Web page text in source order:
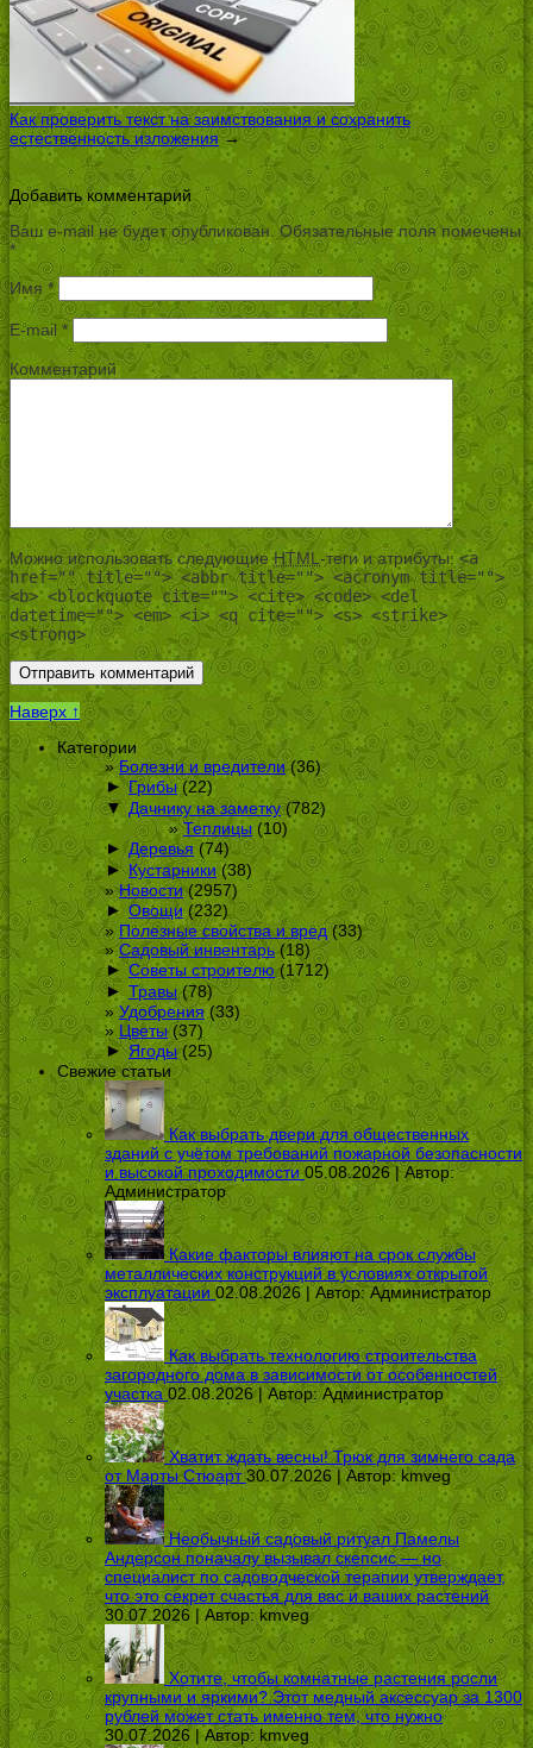
Как проверить текст на заимствования и сохранить
естественность изложения→
Добавить комментарий
Ваш e-mail не будет опубликован. Обязательные поля помечены
*
Имя *
E-mail *
Комментарий
Можно использовать следующиеHTML-теги и атрибуты:<a
href="" title=""> <abbr title=""> <acronym title="">
<b> <blockquote cite=""> <cite> <code> <del
datetime=""> <em> <i> <q cite=""> <s> <strike>
<strong>
Наверх ↑
Категории
Болезни и вредители(36)
► Грибы(22)
▼ Дачнику на заметку(782)
Теплицы (10)
► Деревья (74)
► Кустарники (38)
Новости(2957)
► Овощи(232)
Полезные свойства и вред(33)
Садовый инвентарь(18)
► Советы строителю(1712)
► Травы(78)
Удобрения(33)
Цветы(37)
► Ягоды(25)
Свежие статьи
Как выбрать двери для общественных
зданий с учётом требований пожарной безопасности
и высокой проходимости 05.08.2026 | Автор:
Администратор
Какие факторы влияют на срок службы
металлических конструкций в условиях открытой
эксплуатации 02.08.2026 | Автор:Администратор
Как выбрать технологию строительства
загородного дома в зависимости от особенностей
участка 02.08.2026 | Автор:Администратор
Хватит ждать весны! Трюк для зимнего сада
от Марты Стюарт 30.07.2026 | Автор:kmveg
Необычный садовый ритуал Памелы
Андерсон поначалу вызывал скепсис — но
специалист по садоводческой терапии утверждает,
что это секрет счастья для вас и ваших растений
30.07.2026 | Автор:kmveg
Хотите, чтобы комнатные растения росли
крупными и яркими? Этот медный аксессуар за 1300
рублей может стать именно тем, что нужно
30.07.2026 | Автор: kmveg